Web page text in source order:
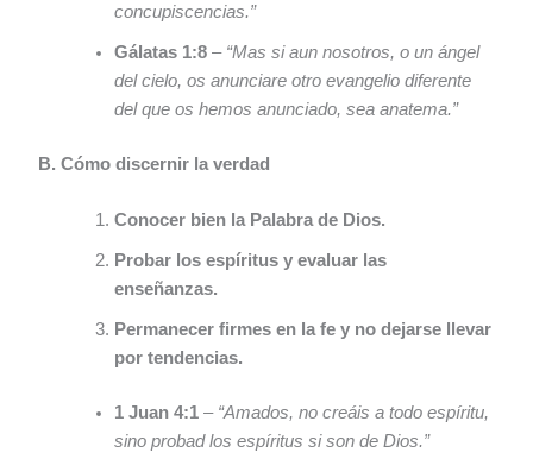
concupiscencias.”
Gálatas 1:8 – “Mas si aun nosotros, o un ángel
del cielo, os anunciare otro evangelio diferente
del que os hemos anunciado, sea anatema.”
B. Cómo discernir la verdad
Conocer bien la Palabra de Dios.
Probar los espíritus y evaluar las
enseñanzas.
Permanecer firmes en la fe y no dejarse llevar
por tendencias.
1 Juan 4:1 – “Amados, no creáis a todo espíritu,
sino probad los espíritus si son de Dios.”